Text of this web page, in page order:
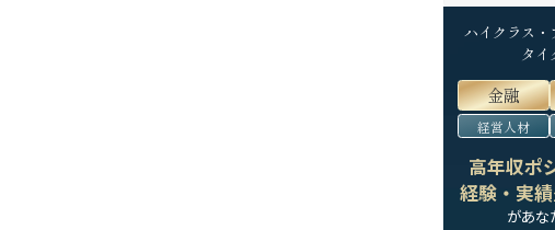
ハイクラス・
タイ
金融
経営人材
高年収ポ
経験・実
があな